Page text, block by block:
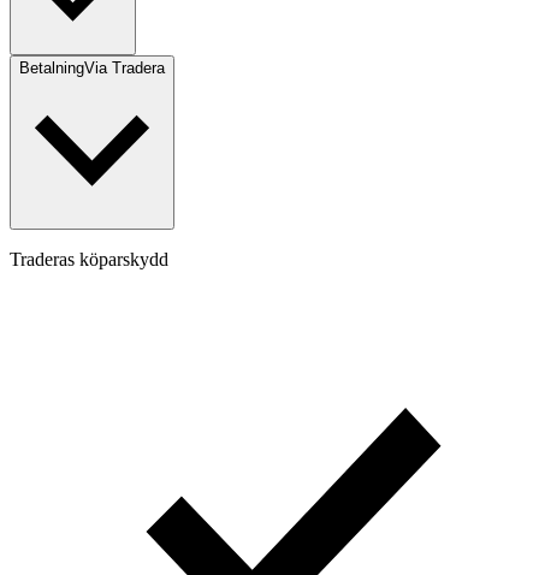
BetalningVia Tradera
Traderas köparskydd